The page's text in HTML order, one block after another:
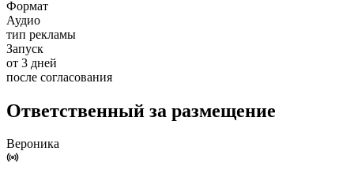
Формат
Аудио
тип рекламы
Запуск
от 3 дней
после согласования
Ответственный за размещение
Вероника